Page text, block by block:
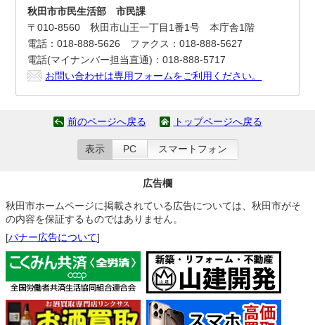
秋田市市民生活部 市民課
〒010-8560 秋田市山王一丁目1番1号 本庁舎1階
電話：018-888-5626 ファクス：018-888-5627
電話(マイナンバー担当直通)：018-888-5717
お問い合わせは専用フォームをご利用ください。
前のページへ戻る トップページへ戻る
表示 PC スマートフォン
広告欄
秋田市ホームページに掲載されている広告については、秋田市がそ
の内容を保証するものではありません。
[バナー広告について]